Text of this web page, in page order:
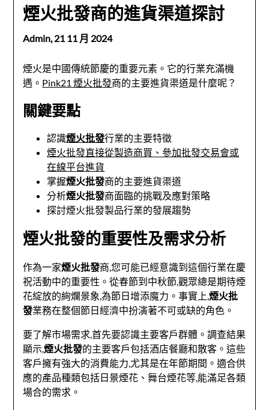
煙火批發商的進貨渠道探討
Admin,21 11 月 2024
煙火是中國傳統節慶的重要元素。它的行業充滿機
遇。 Pink21 煙火批發商的主要進貨渠道是什麼呢？
關鍵要點
認識煙火批發行業的主要特徵
煙火批發直接從製造商買、參加批發交易會或
在線平台進貨
掌握煙火批發商的主要進貨渠道
分析煙火批發商面臨的挑戰及應對策略
探討煙火批發製品行業的發展趨勢
煙火批發的重要性及需求分析
作為一家煙火批發商,您可能已經意識到這個行業在慶
祝活動中的重要性。從春節到中秋節,觀眾總是期待煙
花綻放的絢爛景象,為節日增添魔力。事實上,煙火批
發業務在整個節日經濟中扮演著不可或缺的角色。
要了解市場需求,首先要認識主要客戶群體。調查結果
顯示,煙火批發的主要客戶包括酒店餐廳和散客。這些
客戶擁有強大的消費能力,尤其是在年節期間。適合供
應的產品種類包括日景煙花、舞台煙花等,能滿足各類
場合的需求。